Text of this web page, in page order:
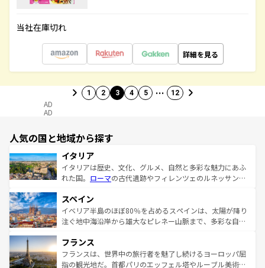
当社在庫切れ
詳細を見る
1 2 3 4 5 … 12
AD
AD
人気の国と地域から探す
イタリア
イタリアは歴史、文化、グルメ、自然と多彩な魅力にあふ
れた国。 ローマの古代遺跡やフィレンツェのルネッサンス
ろん、トスカーナの美しい田園風景やアマルフィ海岸の絶
景など、自然景観も見逃せない。観光の合間には、本場の
ピザやパスタなど、絶品のイタリア料理を堪能することも
ませてくれるイタリアで、忘れられない旅をしてみよう！
なお、新着のイタリア情報はコンテンツ一覧 を参照してほ
しい。
スペイン
イベリア半島のほぼ80％を占めるスペインは、太陽が降り
注ぐ地中海沿岸から雄大なピレネー山脈まで、多彩な自然
文化が根付くこの国では、情熱的なフラメンコ、熱気あふ
れる闘牛、そして美味しいタパスが生活の一部となってい
る。首都マドリードの洗練された雰囲気や、バルセロナの
フランス
フランスは、世界中の旅行者を魅了し続けるヨーロッパ屈
指の観光地だ。首都パリのエッフェル塔やルーブル美術館